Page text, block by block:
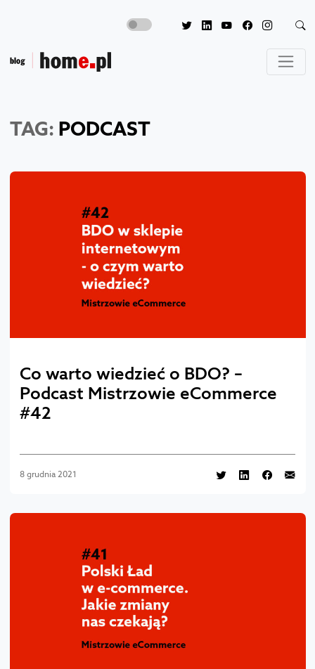
TAG: PODCAST
Co warto wiedzieć o BDO? –
Podcast Mistrzowie eCommerce
#42
8 grudnia 2021